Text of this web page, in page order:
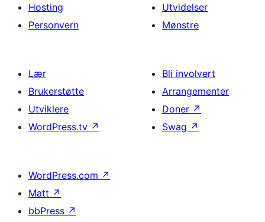
Hosting
Personvern
Utvidelser
Mønstre
Lær
Brukerstøtte
Utviklere
WordPress.tv ↗
Bli involvert
Arrangementer
Doner ↗
Swag ↗
WordPress.com ↗
Matt ↗
bbPress ↗